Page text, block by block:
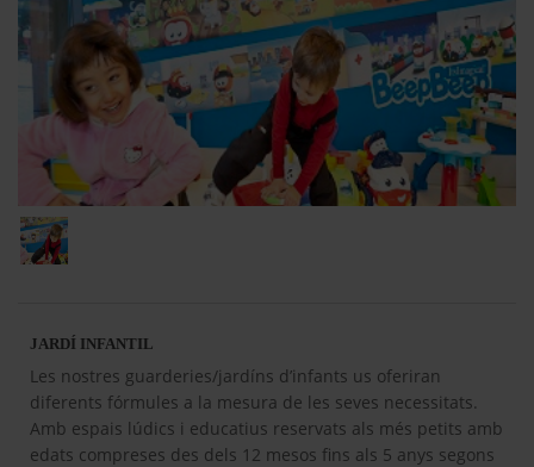
JARDÍ INFANTIL
Les nostres guarderies/jardíns d’infants us oferiran
diferents fórmules a la mesura de les seves necessitats.
Amb espais lúdics i educatius reservats als més petits amb
edats compreses des dels 12 mesos fins als 5 anys segons